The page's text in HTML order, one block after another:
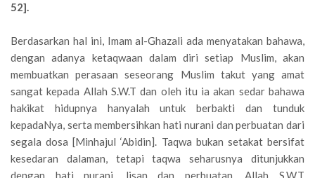
52].
Berdasarkan hal ini, Imam al-Ghazali ada menyatakan bahawa,
dengan adanya ketaqwaan dalam diri setiap Muslim, akan
membuatkan perasaan seseorang Muslim takut yang amat
sangat kepada Allah S.W.T dan oleh itu ia akan sedar bahawa
hakikat hidupnya hanyalah untuk berbakti dan tunduk
kepadaNya, serta membersihkan hati nurani dan perbuatan dari
segala dosa [Minhajul ‘Abidin]. Taqwa bukan setakat bersifat
kesedaran dalaman, tetapi taqwa seharusnya ditunjukkan
dengan hati nurani, lisan dan perbuatan. Allah S.W.T